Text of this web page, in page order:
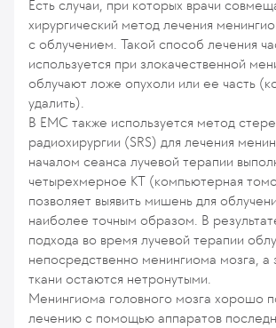
Есть случаи, при которых врачи
хирургический метод лечения
с облучением. Такой способ лечения
используется при злокачественной
облучают ложе опухоли или ее часть
удалить).
В ЕМС также используется метод
радиохирургии (SRS) для лечения
началом сеанса лучевой терапии
четырехмерное КТ (компьютерная
позволяет выявить мишень для
наиболее точным образом. В
подхода во время лучевой терапии
непосредственно менингиома мозга, а
ткани остаются нетронутыми.
Менингиома головного мозга хорошо
лечению с помощью аппаратов